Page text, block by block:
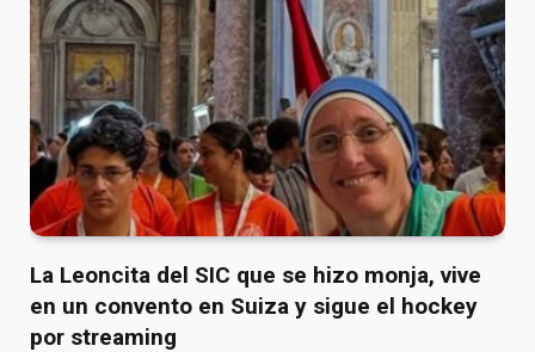
La Leoncita del SIC que se hizo monja, vive
en un convento en Suiza y sigue el hockey
por streaming